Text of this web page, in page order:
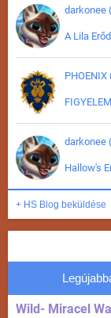
darkonee (
A Lila Erőd
PHOENIX
darkonee (
Hallow's
+ HS Blog beküldése
Wild- Miracel